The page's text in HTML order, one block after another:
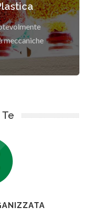
meccaniche